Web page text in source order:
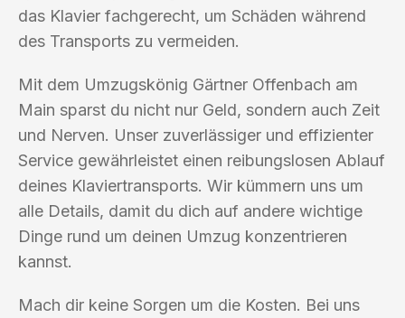
das Klavier fachgerecht, um Schäden während
des Transports zu vermeiden.
Mit dem Umzugskönig Gärtner Offenbach am
Main sparst du nicht nur Geld, sondern auch Zeit
und Nerven. Unser zuverlässiger und effizienter
Service gewährleistet einen reibungslosen Ablauf
deines Klaviertransports. Wir kümmern uns um
alle Details, damit du dich auf andere wichtige
Dinge rund um deinen Umzug konzentrieren
kannst.
Mach dir keine Sorgen um die Kosten. Bei uns